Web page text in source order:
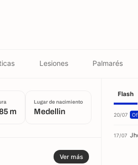
Lesiones Palmarés
m
Lugar de nacimiento
Medellin
Ver más
Flash
20/07
17/07